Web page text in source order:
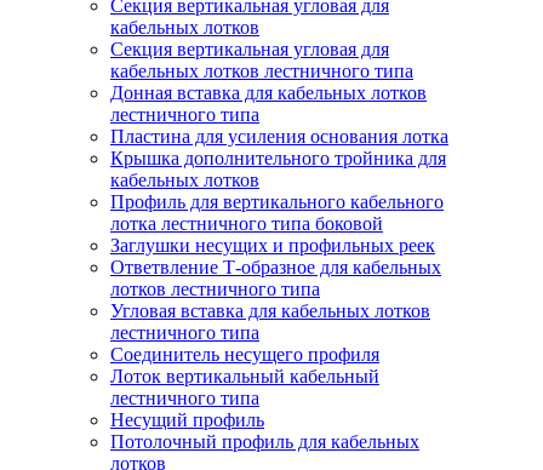
Секция вертикальная угловая для
кабельных лотков
Секция вертикальная угловая для
кабельных лотков лестничного типа
Донная вставка для кабельных лотков
лестничного типа
Пластина для усиления основания лотка
Крышка дополнительного тройника для
кабельных лотков
Профиль для вертикального кабельного
лотка лестничного типа боковой
Заглушки несущих и профильных реек
Ответвление Т-образное для кабельных
лотков лестничного типа
Угловая вставка для кабельных лотков
лестничного типа
Соединитель несущего профиля
Лоток вертикальный кабельный
лестничного типа
Несущий профиль
Потолочный профиль для кабельных
лотков